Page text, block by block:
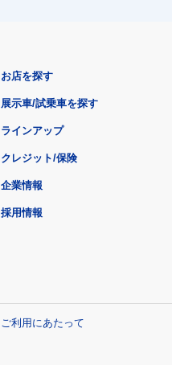
お店を探す
展示車/試乗車を探す
ラインアップ
クレジット/保険
企業情報
採用情報
ご利用にあたって